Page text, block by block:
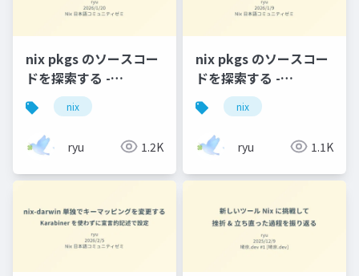
nix pkgs のソースコー
ドを探索する -
pkgs.bats.passthru.withLibraries
- 無名関数、
callPackages を学ぶ
nix
ryu 1.2K
nix pkgs のソースコー
ドを探索する -
- passthru・
symlinkJoin・
wrapProgram を学ぶ
nix
ryu 1.1K